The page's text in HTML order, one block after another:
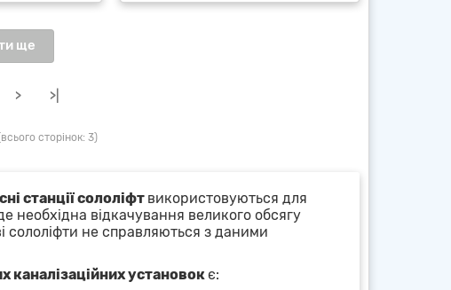
ще
> >|
сторінок: 3)
станції сололіфт використовуються для
необхідна відкачування великого обсягу
сололіфти не справляються з даними
каналізаційних установок є: